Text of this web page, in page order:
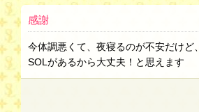
感謝
今体調悪くて、夜寝るのが不安だけど、
SOLがあるから大丈夫！と思えます